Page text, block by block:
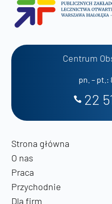
Centrum
pn. – pt.:
22
Strona główna
O nas
Praca
Przychodnie
Dla firm